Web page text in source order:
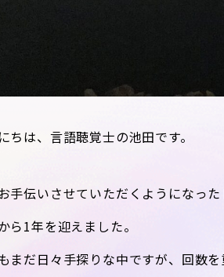
ちは、言語聴覚士の池田です。
手伝いさせていただくようになった
ら1年を迎えました。
まだ日々手探りな中ですが、回数